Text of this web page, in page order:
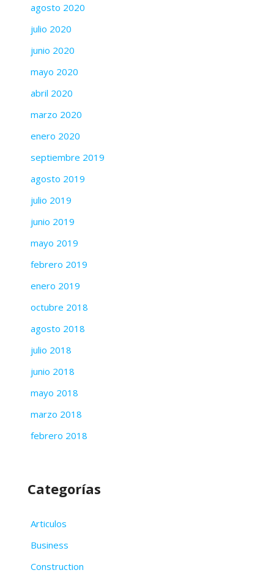
agosto 2020
julio 2020
junio 2020
mayo 2020
abril 2020
marzo 2020
enero 2020
septiembre 2019
agosto 2019
julio 2019
junio 2019
mayo 2019
febrero 2019
enero 2019
octubre 2018
agosto 2018
julio 2018
junio 2018
mayo 2018
marzo 2018
febrero 2018
Categorías
Articulos
Business
Construction